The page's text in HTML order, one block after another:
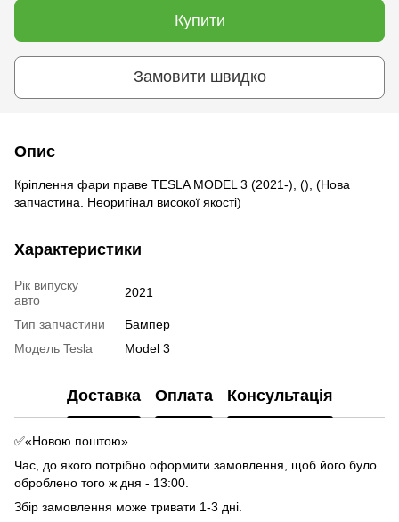
Купити
Замовити швидко
Опис
Кріплення фари праве TESLA MODEL 3 (2021-), (), (Нова
запчастина. Неоригінал високої якості)
Характеристики
Рік випуску
авто
2021
Тип запчастини
Бампер
Модель Tesla
Model 3
Доставка Оплата Консультація
✅«Новою поштою»
Час, до якого потрібно оформити замовлення, щоб його було
оброблено того ж дня - 13:00.
Збір замовлення може тривати 1-3 дні.